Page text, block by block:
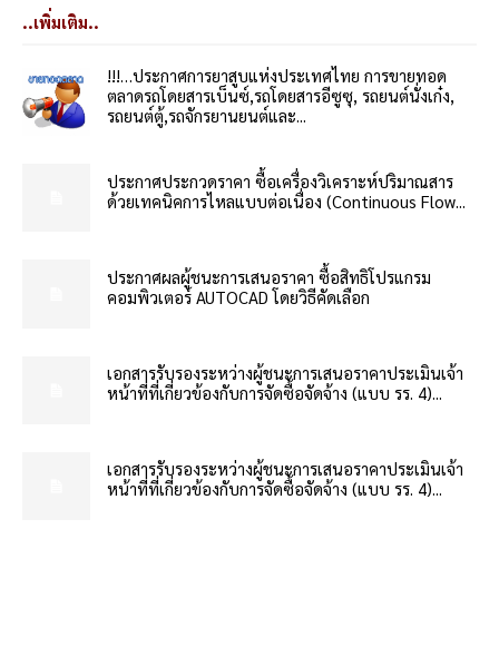
..เพิ่มเติม..
!!!…ประกาศการยาสูบแห่งประเทศไทย การขายทอด
ตลาดรถโดยสารเบ็นซ์,รถโดยสารอีซูซุ, รถยนต์นั่งเก๋ง,
รถยนต์ตู้,รถจักรยานยนต์และ...
ประกาศประกวดราคา ซื้อเครื่องวิเคราะห์ปริมาณสาร
ด้วยเทคนิคการไหลแบบต่อเนื่อง (Continuous Flow...
ประกาศผลผู้ชนะการเสนอราคา ซื้อสิทธิโปรแกรม
คอมพิวเตอร์ AUTOCAD โดยวิธีคัดเลือก
เอกสารรับรองระหว่างผู้ชนะการเสนอราคาประเมินเจ้า
หน้าที่ที่เกี่ยวข้องกับการจัดซื้อจัดจ้าง (แบบ รร. 4)...
เอกสารรับรองระหว่างผู้ชนะการเสนอราคาประเมินเจ้า
หน้าที่ที่เกี่ยวข้องกับการจัดซื้อจัดจ้าง (แบบ รร. 4)...